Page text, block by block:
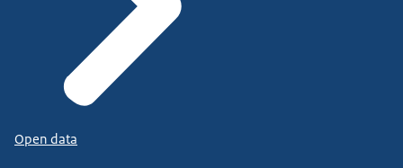
Open data